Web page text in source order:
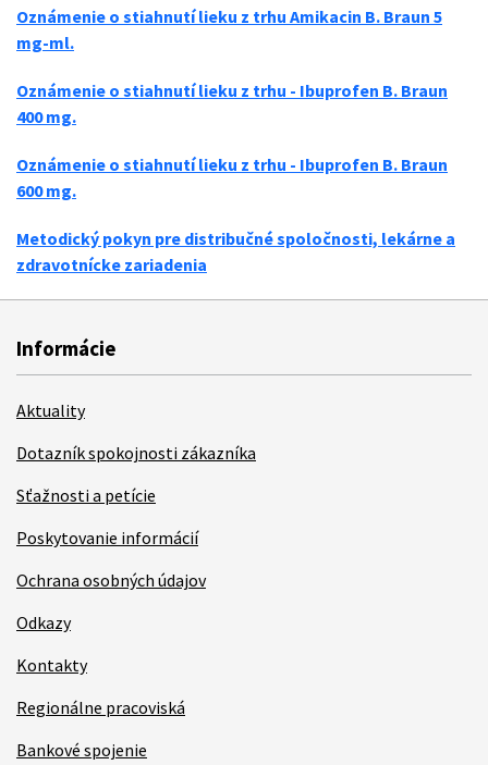
Oznámenie o stiahnutí lieku z trhu Amikacin B. Braun 5
mg-ml.
Oznámenie o stiahnutí lieku z trhu - Ibuprofen B. Braun
400 mg.
Oznámenie o stiahnutí lieku z trhu - Ibuprofen B. Braun
600 mg.
Metodický pokyn pre distribučné spoločnosti, lekárne a
zdravotnícke zariadenia
Informácie
Aktuality
Dotazník spokojnosti zákazníka
Sťažnosti a petície
Poskytovanie informácií
Ochrana osobných údajov
Odkazy
Kontakty
Regionálne pracoviská
Bankové spojenie